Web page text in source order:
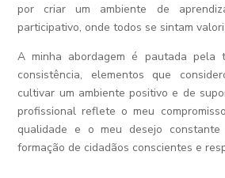
por criar um ambiente de
participativo, onde todos se sintam
A minha abordagem é pautada pela
consistência, elementos que
cultivar um ambiente positivo e de
profissional reflete o meu
qualidade e o meu desejo
formação de cidadãos conscientes e